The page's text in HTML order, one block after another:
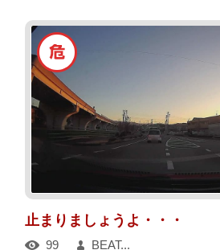
止まりましょうよ・・・
99 BEAT...